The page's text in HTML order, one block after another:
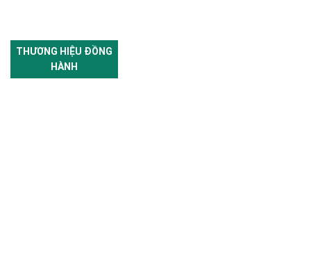
THƯƠNG HIỆU ĐỒNG
HÀNH